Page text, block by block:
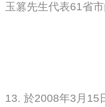
玉篡先生代表61省
13. 於2008年3月15